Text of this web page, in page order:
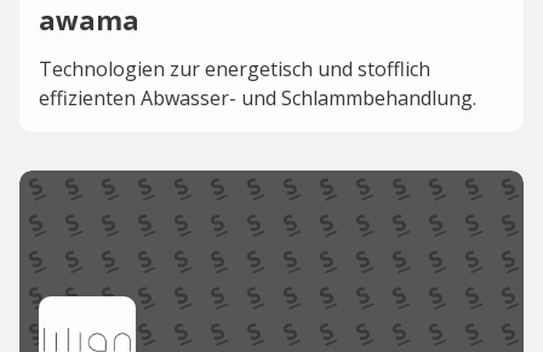
awama
Technologien zur energetisch und stofflich
effizienten Abwasser- und Schlammbehandlung.